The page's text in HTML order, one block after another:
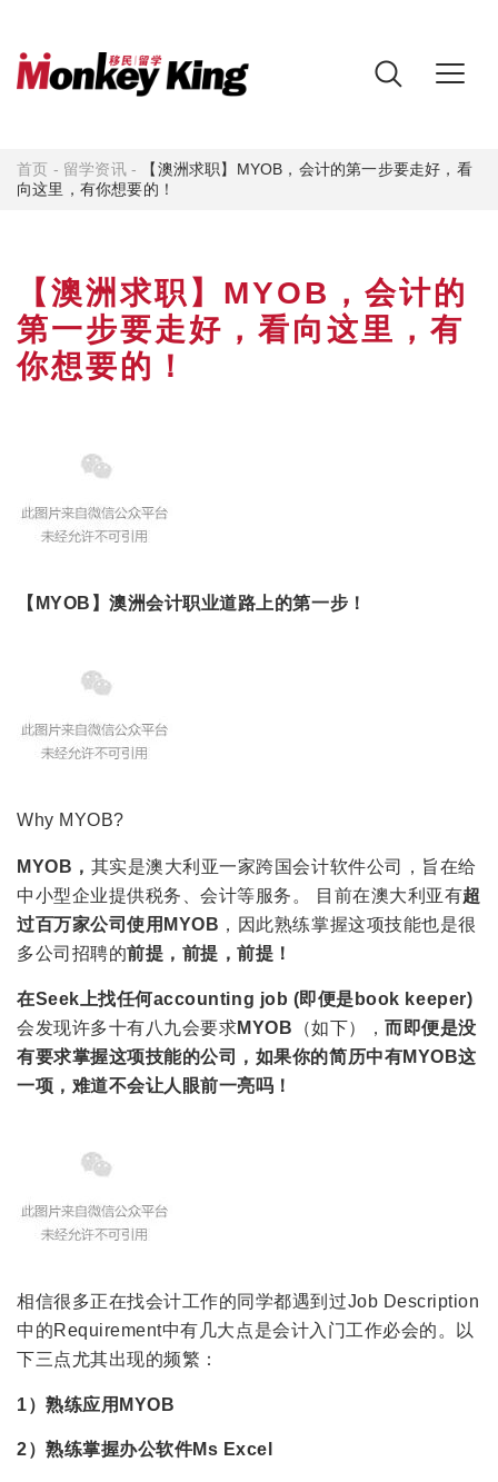
首页 - 留学资讯-
【澳洲求职】MYOB，会计的第一步要走好，看
向这里，有你想要的！
【澳洲求职】MYOB，会计的
第一步要走好，看向这里，有
你想要的！
【MYOB】澳洲会计职业道路上的第一步！
Why MYOB?
MYOB， 其实是澳大利亚一家跨国会计软件公司，旨在给
中小型企业提供税务、会计等服务。 目前在澳大利亚有超
过百万家公司使用MYOB ，因此熟练掌握这项技能也是很
多公司招聘的前提， 前提 ，前提 ！
在Seek 上找任何accounting job (即便是book keeper)
会发现许多十有八九会要求MYOB （如下），而即便是没
有要求掌握这项技能的公司，如果你的简历中有MYOB这
一项，难道不会让人眼前一亮吗！
相信很多正在找会计工作的同学都遇到过Job Description
中的Requirement中有几大点是会计入门工作必会的。以
下三点尤其出现的频繁：
1）熟练应用MYOB
2）熟练掌握办公软件Ms Excel